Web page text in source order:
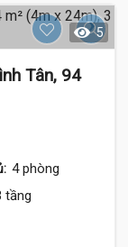
5
Tân, 94
4 phòng
tầng